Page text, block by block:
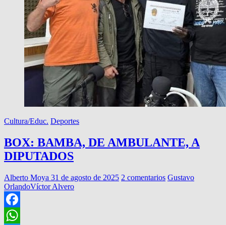
Cultura/Educ. Deportes
BOX: BAMBA, DE AMBULANTE, A
DIPUTADOS
Alberto Moya 31 de agosto de 2025 2 comentarios Gustavo
OrlandoVíctor Alvero
Facebook